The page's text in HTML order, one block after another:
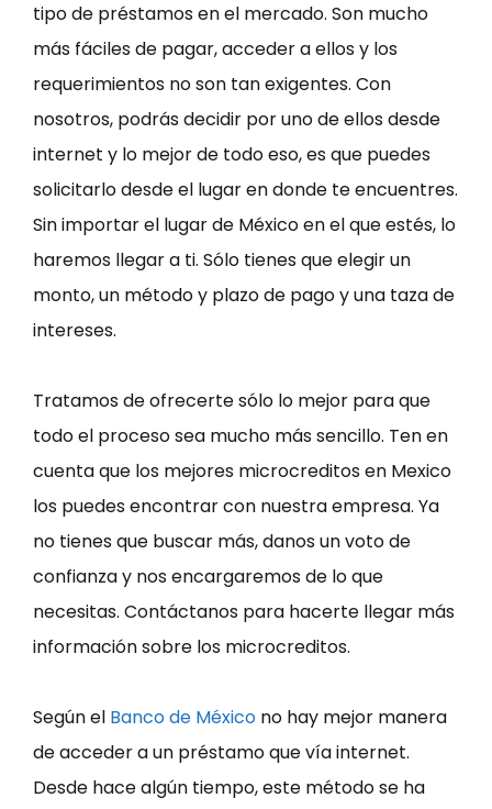
tipo de préstamos en el mercado. Son mucho
más fáciles de pagar, acceder a ellos y los
requerimientos no son tan exigentes. Con
nosotros, podrás decidir por uno de ellos desde
internet y lo mejor de todo eso, es que puedes
solicitarlo desde el lugar en donde te encuentres.
Sin importar el lugar de México en el que estés, lo
haremos llegar a ti. Sólo tienes que elegir un
monto, un método y plazo de pago y una taza de
intereses.
Tratamos de ofrecerte sólo lo mejor para que
todo el proceso sea mucho más sencillo. Ten en
cuenta que los mejores microcreditos en Mexico
los puedes encontrar con nuestra empresa. Ya
no tienes que buscar más, danos un voto de
confianza y nos encargaremos de lo que
necesitas. Contáctanos para hacerte llegar más
información sobre los microcreditos.
Según el Banco de México no hay mejor manera
de acceder a un préstamo que vía internet.
Desde hace algún tiempo, este método se ha